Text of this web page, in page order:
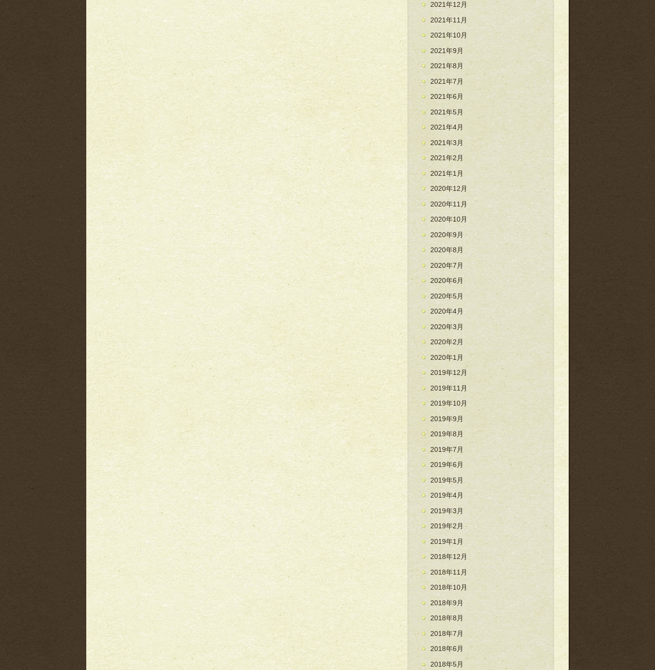
2021年12月
2021年11月
2021年10月
2021年9月
2021年8月
2021年7月
2021年6月
2021年5月
2021年4月
2021年3月
2021年2月
2021年1月
2020年12月
2020年11月
2020年10月
2020年9月
2020年8月
2020年7月
2020年6月
2020年5月
2020年4月
2020年3月
2020年2月
2020年1月
2019年12月
2019年11月
2019年10月
2019年9月
2019年8月
2019年7月
2019年6月
2019年5月
2019年4月
2019年3月
2019年2月
2019年1月
2018年12月
2018年11月
2018年10月
2018年9月
2018年8月
2018年7月
2018年6月
2018年5月